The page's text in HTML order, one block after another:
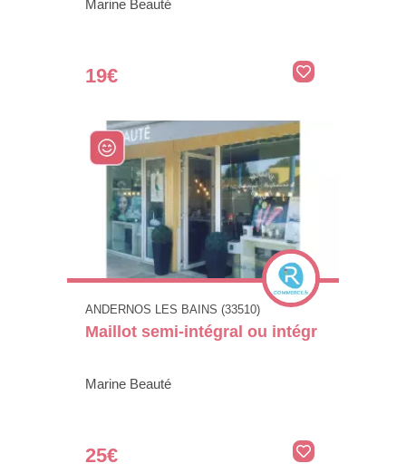
Marine Beauté
19€
ANDERNOS LES BAINS (33510)
Maillot semi-intégral ou intégr
Marine Beauté
25€